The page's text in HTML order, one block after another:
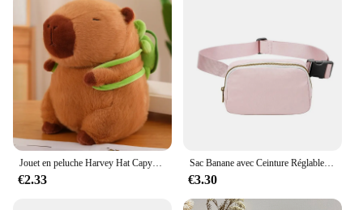
€2.33
Sac Banane avec Ceinture Réglable pour Homme et Femme, Sacoche de Taille Mobile pour Fitness, Course à Pied, Randonnée
€3.30